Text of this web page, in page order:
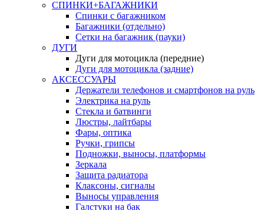
СПИНКИ+БАГАЖНИКИ
Спинки с багажником
Багажники (отдельно)
Сетки на багажник (пауки)
ДУГИ
Дуги для мотоцикла (передние)
Дуги для мотоцикла (задние)
АКСЕССУАРЫ
Держатели телефонов и смартфонов на руль
Электрика на руль
Стекла и батвинги
Люстры, лайтбары
Фары, оптика
Ручки, грипсы
Подножки, выносы, платформы
Зеркала
Защита радиатора
Клаксоны, сигналы
Выносы управления
Галстуки на бак